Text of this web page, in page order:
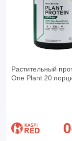
Растительный
One Plant 20